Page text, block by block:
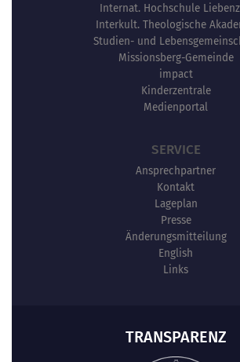
Internat. Hochschule
Interkult. Theologische
Studien- und
Missionsberg-Gemeinde
impact
Kinderzentrale
Medienportal
SERVICE
Ansprechpartner
Kontakt
Lageplan
Presse
Änderungsmitteilung
English
Links
TRANSPARENZ